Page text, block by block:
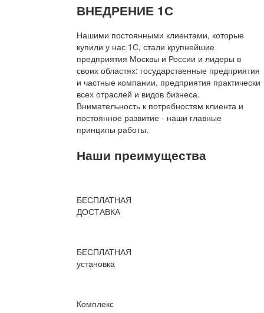
ВНЕДРЕНИЕ 1С
Нашими постоянными клиентами, которые
купили у нас 1С, стали крупнейшие
предприятия Москвы и России и лидеры в
своих областях: государственные предприятия
и частные компании, предприятия практически
всех отраслей и видов бизнеса.
Внимательность к потребностям клиента и
постоянное развитие - наши главные
принципы работы.
Наши преимущества
БЕСПЛАТНАЯ
ДОСТАВКА
БЕСПЛАТНАЯ
установка
Комплекс